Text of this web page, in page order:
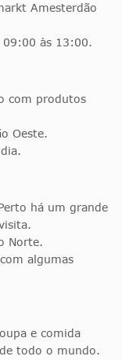
Amesterdão
09:00 às 13:00.
com produtos
Oeste.
há um grande
Norte.
algumas
e comida
todo o mundo.